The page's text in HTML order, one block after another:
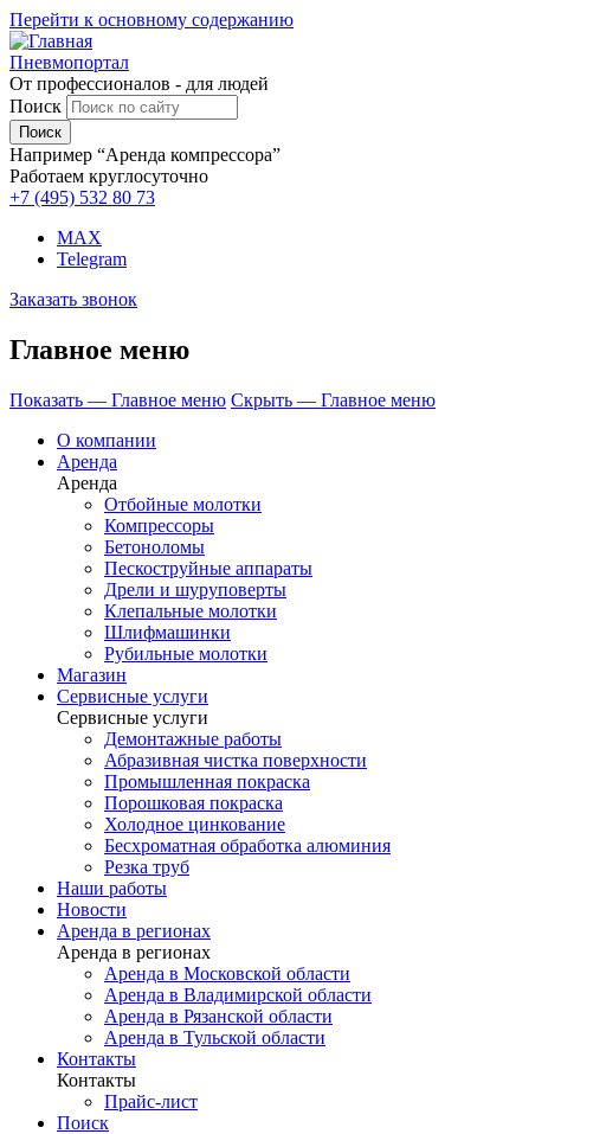
Перейти к основному содержанию
Пневмопортал
От профессионалов - для людей
Поиск
Например “Аренда компрессора”
Работаем круглосуточно
+7 (495) 532 80 73
MAX
Telegram
Заказать звонок
Главное меню
Показать — Главное меню Скрыть — Главное меню
О компании
Аренда
Аренда
Отбойные молотки
Компрессоры
Бетоноломы
Пескоструйные аппараты
Дрели и шуруповерты
Клепальные молотки
Шлифмашинки
Рубильные молотки
Магазин
Сервисные услуги
Сервисные услуги
Демонтажные работы
Абразивная чистка поверхности
Промышленная покраска
Порошковая покраска
Холодное цинкование
Бесхроматная обработка алюминия
Резка труб
Наши работы
Новости
Аренда в регионах
Аренда в регионах
Аренда в Московской области
Аренда в Владимирской области
Аренда в Рязанской области
Аренда в Тульской области
Контакты
Контакты
Прайс-лист
Поиск